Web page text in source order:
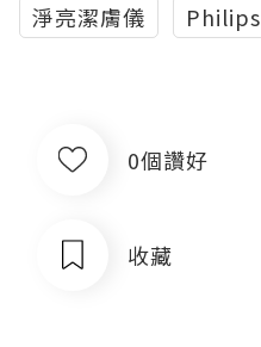
淨亮潔膚儀
Philips
0個讚好
收藏